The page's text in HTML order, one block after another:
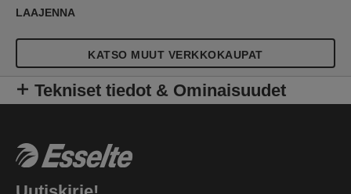
harmaanvärisenä (viivalehtiössä). 250g etukansi.
Joutsen-ympäristömerkki.
LAAJENNA
KATSO MUUT VERKKOKAUPAT
Tekniset tiedot & Ominaisuudet